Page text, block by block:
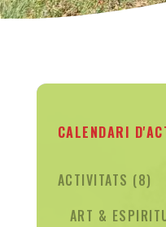
CALENDARI
ACTIVITATS 88
ART &